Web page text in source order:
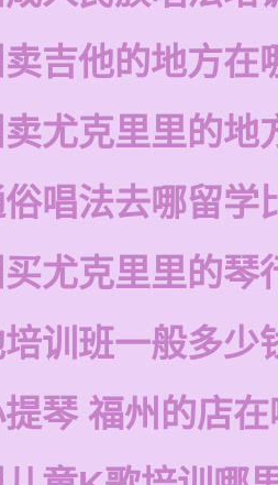
吉他的地方在
尤克里里的地
唱法去哪留学
尤克里里的琴
训班一般多少
琴 福州的店